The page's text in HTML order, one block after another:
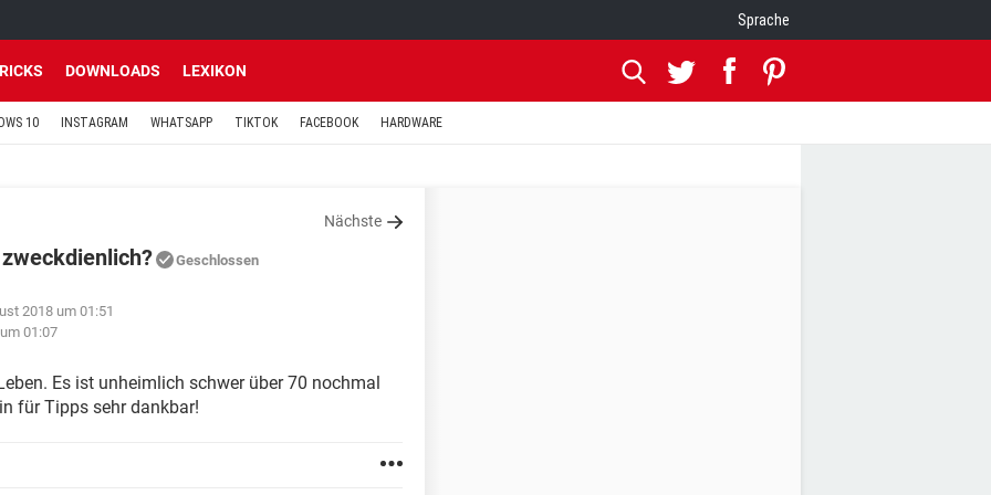
Sprache
DOWNLOADS LEXIKON
10 INSTAGRAM WHATSAPP TIKTOK FACEBOOK HARDWARE
Nächste
Geschlossen
2018 um 01:51
01:07
Es ist unheimlich schwer über 70 nochmal
für Tipps sehr dankbar!